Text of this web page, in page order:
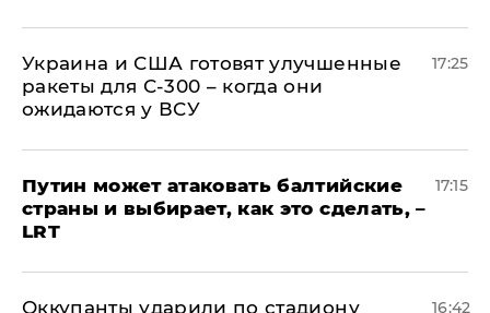
Украина и США готовят улучшенные
ракеты для С-300 – когда они
ожидаются у ВСУ
17:25
Путин может атаковать балтийские
страны и выбирает, как это сделать, –
LRT
17:15
Оккупанты ударили по стадиону 16:42